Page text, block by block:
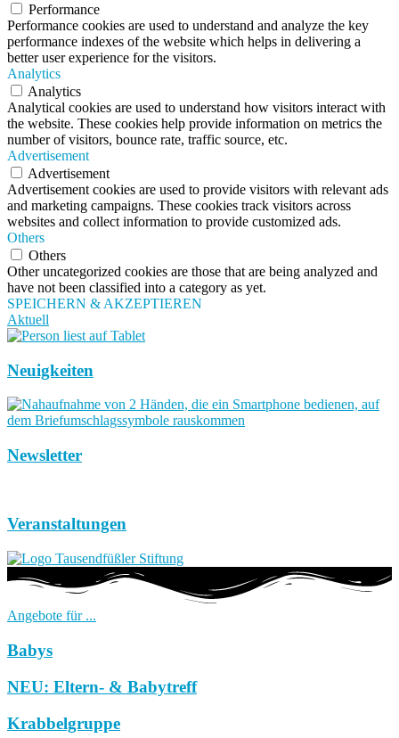
Performance
Performance cookies are used to understand and analyze the key
performance indexes of the website which helps in delivering a
better user experience for the visitors.
Analytics
Analytics
Analytical cookies are used to understand how visitors interact with
the website. These cookies help provide information on metrics the
number of visitors, bounce rate, traffic source, etc.
Advertisement
Advertisement
Advertisement cookies are used to provide visitors with relevant ads
and marketing campaigns. These cookies track visitors across
websites and collect information to provide customized ads.
Others
Others
Other uncategorized cookies are those that are being analyzed and
have not been classified into a category as yet.
SPEICHERN & AKZEPTIEREN
Aktuell
Neuigkeiten
Newsletter
Veranstaltungen
Angebote für ...
Babys
NEU: Eltern- & Babytreff
Krabbelgruppe